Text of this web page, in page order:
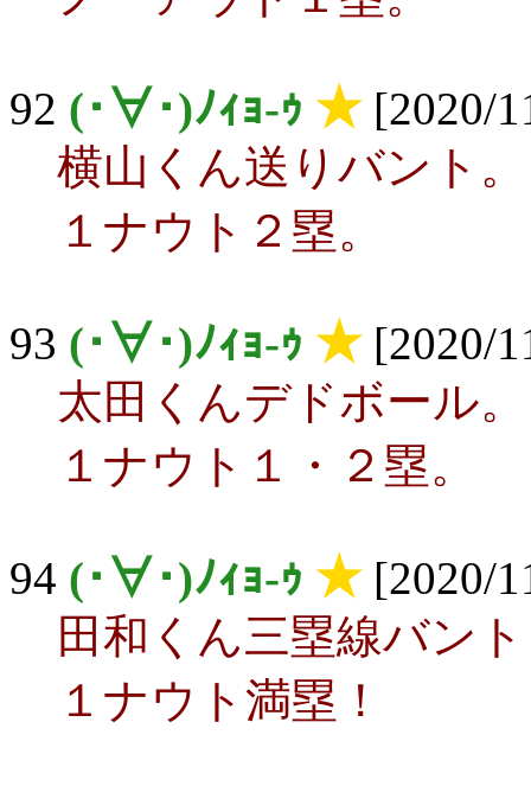
92 (･∀･)ﾉｨｮ-ｩ ★[2020/
横山くん送りバント。
１ナウト２塁。
93 (･∀･)ﾉｨｮ-ｩ ★[2020/
太田くんデドボール。
１ナウト１・２塁。
94 (･∀･)ﾉｨｮ-ｩ ★[2020/
田和くん三塁線バン
１ナウト満塁！